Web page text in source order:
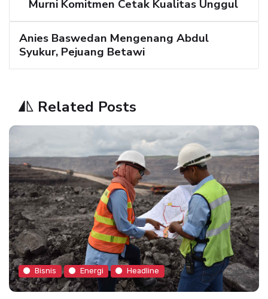
Murni Komitmen Cetak Kualitas Unggul
Anies Baswedan Mengenang Abdul
Syukur, Pejuang Betawi
Related Posts
Bisnis Energi Headline